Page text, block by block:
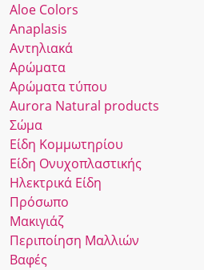
Αloe Colors
Anaplasis
Αντηλιακά
Αρώματα
Αρώματα τύπου
Αurora Νatural products
Σώμα
Είδη Κομμωτηρίου
Είδη Ονυχοπλαστικής
Ηλεκτρικά Είδη
Πρόσωπο
Μακιγιάζ
Περιποίηση Μαλλιών
Βαφές